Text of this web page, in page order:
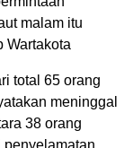
malam itu
Wartakota
total 65 orang
meninggal
38 orang
penyelamatan